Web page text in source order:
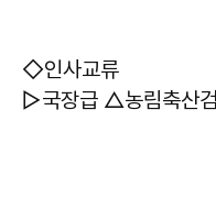
◇인사교류
▷국장급 △농림축산검